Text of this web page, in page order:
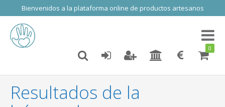
Bienvenidos a la plataforma online de productos artesanos
Toggle
0
Resultados de la